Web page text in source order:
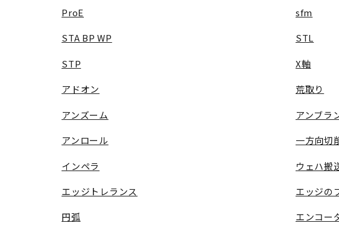
ProE sfm
STA BP WP STL
STP X軸
アドオン 荒取り
アンズーム アンブラ
アンロール 一方向切
インペラ ウェハ搬
エッジトレランス エッジの
円弧 エンコー